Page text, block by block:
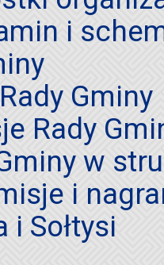
i
Gminy
Rady
w
i
i Sołtysi